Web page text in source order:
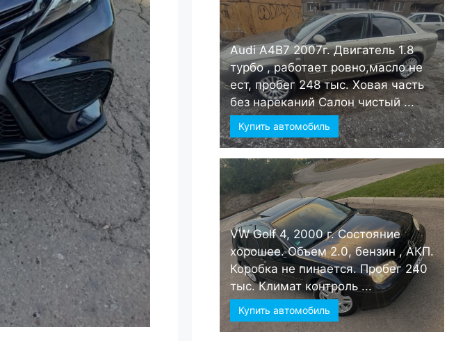
Audi А4B7 2007г. Двигатель 1.8
турбо , работает ровно,масло не
ест, пробег 248 тыс. Ховая часть
без нареканий Салон чистый ...
Купить автомобиль
VW Golf 4, 2000 г. Состояние
хорошее. Объем 2.0, бензин , АКП.
Коробка не пинается. Пробег 240
тыс. Климат контроль ...
Купить автомобиль